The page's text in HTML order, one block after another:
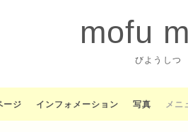
mofu
びようしつ
ージ インフォメーション 写真 メニ